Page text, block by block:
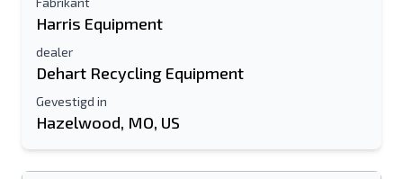
Mobiel
Sturen
Harris Equipment
dealer
Dehart Recycling Equipment
Gevestigd in
Hazelwood, MO, US
Je volledige naam
Extra informatie